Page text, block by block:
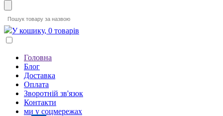
У кошику, 0 товарів
Головна
Блог
Доставка
Оплата
Зворотній зв'язок
Контакти
ми у соцмережах